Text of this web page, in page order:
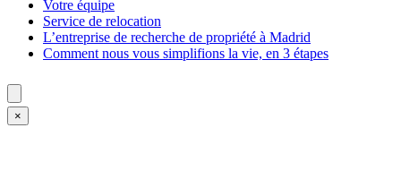
Votre équipe
Service de relocation
L’entreprise de recherche de propriété à Madrid
Comment nous vous simplifions la vie, en 3 étapes
×